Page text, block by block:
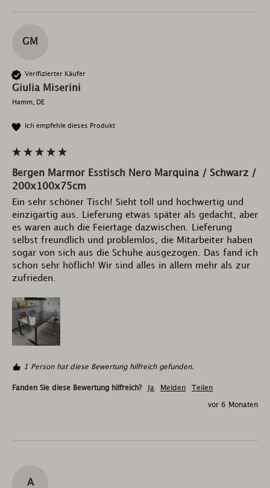
GM
Verifizierter Käufer
Giulia Miserini
Hamm, DE
Ich empfehle dieses Produkt
Bergen Marmor Esstisch Nero Marquina / Schwarz /
200x100x75cm
Ein sehr schöner Tisch! Sieht toll und hochwertig und
einzigartig aus. Lieferung etwas später als gedacht, aber
es waren auch die Feiertage dazwischen. Lieferung
selbst freundlich und problemlos, die Mitarbeiter haben
sogar von sich aus die Schuhe ausgezogen. Das fand ich
schon sehr höflich! Wir sind alles in allem mehr als zur
zufrieden.
1 Person hat diese Bewertung hilfreich gefunden.
Fanden Sie diese Bewertung hilfreich? Ja Melden Teilen
vor 6 Monaten
A